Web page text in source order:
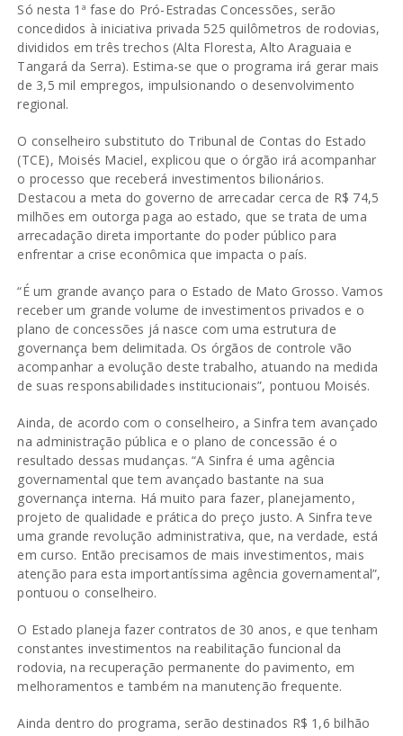
Só nesta 1ª fase do Pró-Estradas Concessões, serão
concedidos à iniciativa privada 525 quilômetros de rodovias,
divididos em três trechos (Alta Floresta, Alto Araguaia e
Tangará da Serra). Estima-se que o programa irá gerar mais
de 3,5 mil empregos, impulsionando o desenvolvimento
regional.
O conselheiro substituto do Tribunal de Contas do Estado
(TCE), Moisés Maciel, explicou que o órgão irá acompanhar
o processo que receberá investimentos bilionários.
Destacou a meta do governo de arrecadar cerca de R$ 74,5
milhões em outorga paga ao estado, que se trata de uma
arrecadação direta importante do poder público para
enfrentar a crise econômica que impacta o país.
“É um grande avanço para o Estado de Mato Grosso. Vamos
receber um grande volume de investimentos privados e o
plano de concessões já nasce com uma estrutura de
governança bem delimitada. Os órgãos de controle vão
acompanhar a evolução deste trabalho, atuando na medida
de suas responsabilidades institucionais”, pontuou Moisés.
Ainda, de acordo com o conselheiro, a Sinfra tem avançado
na administração pública e o plano de concessão é o
resultado dessas mudanças. “A Sinfra é uma agência
governamental que tem avançado bastante na sua
governança interna. Há muito para fazer, planejamento,
projeto de qualidade e prática do preço justo. A Sinfra teve
uma grande revolução administrativa, que, na verdade, está
em curso. Então precisamos de mais investimentos, mais
atenção para esta importantíssima agência governamental”,
pontuou o conselheiro.
O Estado planeja fazer contratos de 30 anos, e que tenham
constantes investimentos na reabilitação funcional da
rodovia, na recuperação permanente do pavimento, em
melhoramentos e também na manutenção frequente.
Ainda dentro do programa, serão destinados R$ 1,6 bilhão